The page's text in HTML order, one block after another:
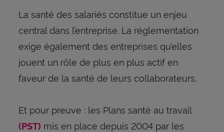
La santé des salariés constitue un enjeu
central dans l’entreprise. La réglementation
exige également des entreprises qu’elles
jouent un rôle de plus en plus actif en
faveur de la santé de leurs collaborateurs.
Et pour preuve : les Plans santé au travail
(PST) mis en place depuis 2004 par les